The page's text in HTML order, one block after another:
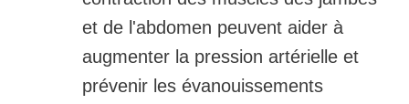
et de l'abdomen peuvent aider à
augmenter la pression artérielle et
prévenir les évanouissements